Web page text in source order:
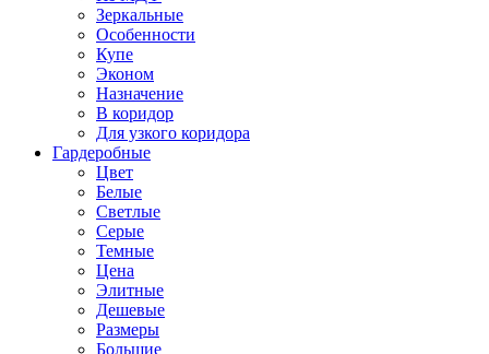
Зеркальные
Особенности
Купе
Эконом
Назначение
В коридор
Для узкого коридора
Гардеробные
Цвет
Белые
Светлые
Серые
Темные
Цена
Элитные
Дешевые
Размеры
Большие